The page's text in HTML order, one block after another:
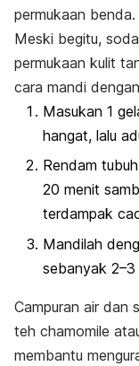
permukaan benda.
Meski begitu,
permukaan kulit
cara mandi
Masukan 1
hangat, lalu
Rendam
20 menit
terdampak
Mandilah
sebanyak 2–3
Campuran air dan
teh chamomile
membantu